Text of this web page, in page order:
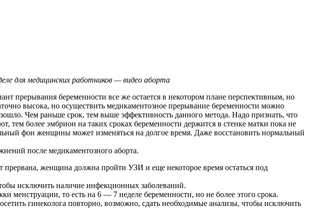
для медицинских работников — видео аборта
прерывания беременности все же остается в некотором плане перспективным, но
высока, но осуществить медикаментозное прерывание беременности можно
Чем раньше срок, тем выше эффективность данного метода. Надо признать, что
тем более эмбрион на таких сроках беременности держится в стенке матки пока не
фон женщины может изменяться на долгое время. Даже восстановить нормальный
после медикаментозного аборта.
прервана, женщина должна пройти УЗИ и еще некоторое время остаться под
исключить наличие инфекционных заболеваний.
менструации, то есть на 6 — 7 неделе беременности, но не более этого срока.
гинеколога повторно, возможно, сдать необходимые анализы, чтобы исключить